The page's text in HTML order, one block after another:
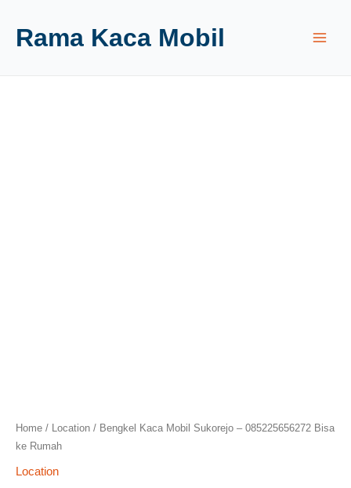
Rama Kaca Mobil
Home / Location / Bengkel Kaca Mobil Sukorejo – 085225656272 Bisa
ke Rumah
Location